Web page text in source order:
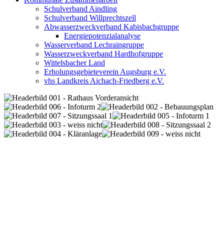
Schulverband Aindling
Schulverband Willprechtszell
Abwasserzweckverband Kabisbachgruppe
Energiepotenzialanalyse
Wasserverband Lechraingruppe
Wasserzweckverband Hardhofgruppe
Wittelsbacher Land
Erholungsgebieteverein Augsburg e.V.
vhs Landkreis Aichach-Friedberg e.V.